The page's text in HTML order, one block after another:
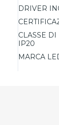
DRIVER
CLASSE
IP20
MARCA